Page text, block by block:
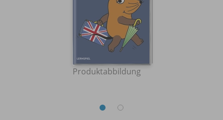
Produktabbildung